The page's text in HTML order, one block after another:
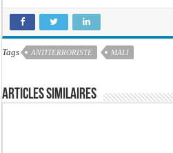
Tags ANTITERRORISTE MALI
Articles similaires